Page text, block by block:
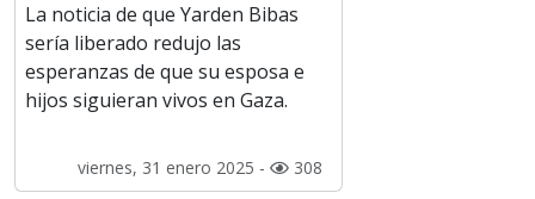
La noticia de que Yarden Bibas
sería liberado redujo las
esperanzas de que su esposa e
hijos siguieran vivos en Gaza.
viernes, 31 enero 2025 - 308